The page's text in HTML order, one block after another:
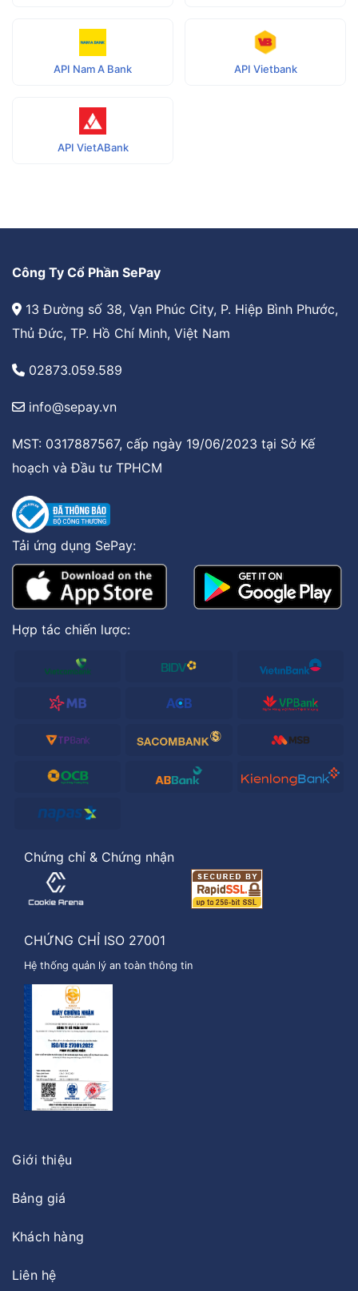
API Nam A Bank API Vietbank
API VietABank
Công Ty Cổ Phần SePay
13 Đường số 38, Vạn Phúc City, P. Hiệp Bình Phước,
Thủ Đức, TP. Hồ Chí Minh, Việt Nam
02873.059.589
info@sepay.vn
MST: 0317887567, cấp ngày 19/06/2023 tại Sở Kế
hoạch và Đầu tư TPHCM
Tải ứng dụng SePay:
Hợp tác chiến lược:
Chứng chỉ & Chứng nhận
CHỨNG CHỈ ISO 27001
Hệ thống quản lý an toàn thông tin
Giới thiệu
Bảng giá
Khách hàng
Liên hệ